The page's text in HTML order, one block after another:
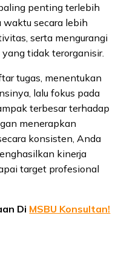
penting terlebih
waktu secara lebih
serta mengurangi
tidak terorganisir.
tugas, menentukan
lalu fokus pada
terbesar terhadap
menerapkan
konsisten, Anda
kinerja
target profesional
Di MSBU Konsultan!